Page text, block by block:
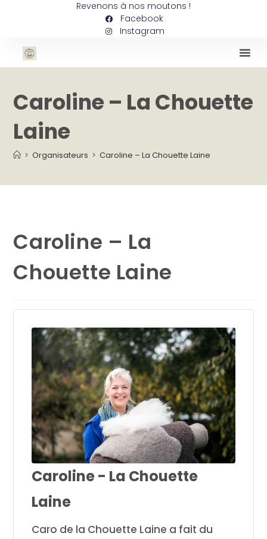
Revenons à nos moutons !
Facebook
Instagram
Caroline – La Chouette
Laine
> Organisateurs > Caroline – La Chouette Laine
Caroline – La
Chouette Laine
Caroline - La Chouette
Laine
Caro de la Chouette Laine a fait du